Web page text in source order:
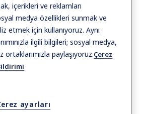
içerikleri ve reklamları
medya özellikleri sunmak ve
etmek için kullanıyoruz. Aynı
ilgili bilgileri; sosyal medya,
ortaklarımızla paylaşıyoruz.Çerez
ayarları